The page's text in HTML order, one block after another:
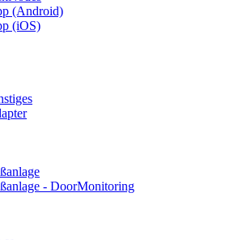
(Android)
(iOS)
- DoorMonitoring